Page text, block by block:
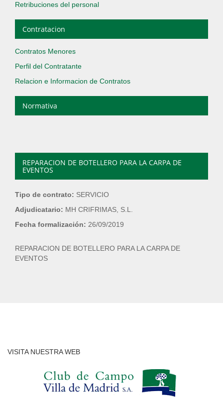
Retribuciones del personal
Contratacion
Contratos Menores
Perfil del Contratante
Relacion e Informacion de Contratos
Normativa
REPARACION DE BOTELLERO PARA LA CARPA DE
EVENTOS
Tipo de contrato: SERVICIO
Adjudicatario: MH CRIFRIMAS, S.L.
Fecha formalización: 26/09/2019
REPARACION DE BOTELLERO PARA LA CARPA DE
EVENTOS
VISITA NUESTRA WEB